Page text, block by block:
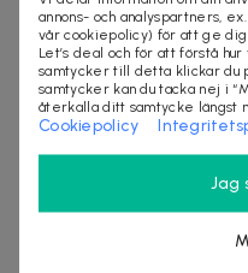
2021-3-10
★★★★★
"Mycket nöjd med er
2021-1-27
"Toppen Deal!
annons- och analyspartners,
vår cookiepolicy) för att ge
Let’s deal och för att förstå
samtycker till detta klickar du
samtycker kan du tacka nej i
återkalla ditt samtycke längst
Cookiepolicy
Jag